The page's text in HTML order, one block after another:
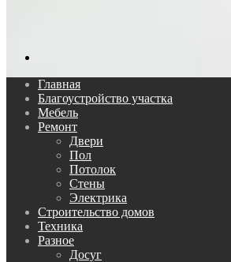
Главная
Благоустройство участка
Мебель
Ремонт
Двери
Пол
Потолок
Стены
Электрика
Строительство домов
Техника
Разное
Досуг